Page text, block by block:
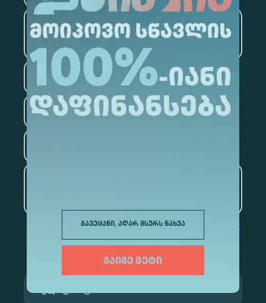
გავეცანი, აღარ მსურს ნახვა
გაიგე მეტი
საინფორმაციო
ტექნოლოგიები
სამართალი
ფსიქოლოგია